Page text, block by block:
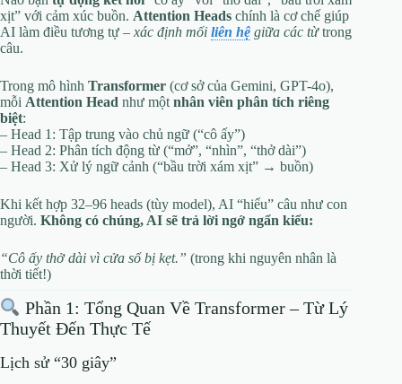
xịt” với cảm xúc buồn. Attention Heads chính là cơ chế giúp
AI làm điều tương tự – xác định mối liên hệ giữa các từtrong
câu.
Trong mô hình Transformer (cơ sở của Gemini, GPT-4o),
mỗi Attention Head như một nhân viên phân tích riêng
biệt:
– Head 1: Tập trung vào chủ ngữ (“cô ấy”)
– Head 2: Phân tích động từ (“mở”, “nhìn”, “thở dài”)
– Head 3: Xử lý ngữ cảnh (“bầu trời xám xịt” → buồn)
Khi kết hợp 32–96 heads (tùy model), AI “hiểu” câu như con
người. Không có chúng, AI sẽ trả lời ngớ ngẩn kiểu:
“Cô ấy thở dài vì cửa sổ bị kẹt.” (trong khi nguyên nhân là
thời tiết!)
Phần 1: Tổng Quan Về Transformer – Từ Lý
Thuyết Đến Thực Tế
Lịch sử “30 giây”